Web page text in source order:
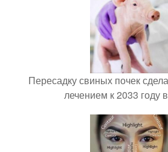
Пересадку свиных почек
лечением к 2033 году